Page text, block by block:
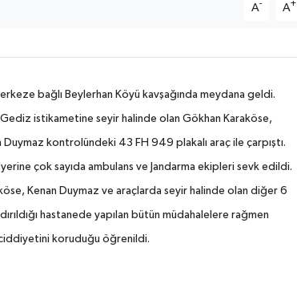
A- A+
bağlı Beylerhan Köyü kavşağında meydana geldi.
istikametine seyir halinde olan Gökhan Karaköse,
kontrolündeki 43 FH 949 plakalı araç ile çarpıştı.
çok sayıda ambulans ve Jandarma ekipleri sevk edildi.
Kenan Duymaz ve araçlarda seyir halinde olan diğer 6
hastanede yapılan bütün müdahalelere rağmen
ciddiyetini koruduğu öğrenildi.